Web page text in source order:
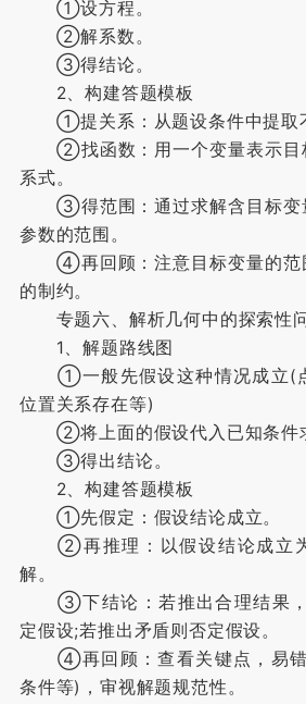
①设方程。
②解系数。
③得结论。
2、构建答题模板
①提关系：从题设条件中提取不
②找函数：用一个变量表示目
系式。
③得范围：通过求解含目标变
参数的范围。
④再回顾：注意目标变量的范
的制约。
专题六、解析几何中的探索性
1、解题路线图
①一般先假设这种情况成立(点
位置关系存在等)
②将上面的假设代入已知条件
③得出结论。
2、构建答题模板
①先假定：假设结论成立。
②再推理：以假设结论成立为
解。
③下结论：若推出合理结果，
定假设;若推出矛盾则否定假设。
④再回顾：查看关键点，易错
条件等)，审视解题规范性。